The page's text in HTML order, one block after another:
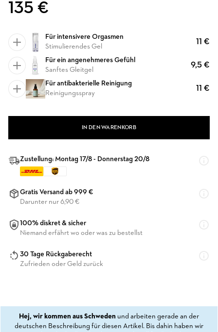
135 €
Für intensivere Orgasmen
Stimulierendes Gel
11 €
Für ein angenehmeres Gefühl
Sanftes Gleitgel
9,5 €
Für antibakterielle Reinigung
Reinigungsspray
11 €
IN DEN WARENKORB
Zustellung: Montag 17/8 - Donnerstag 20/8
Gratis Versand ab 999 €
Darunter nur 6,90 €
100% diskret & sicher
Niemand erfährt wo oder was zu bestellst
30 Tage Rückgaberecht
Zufrieden oder Geld zurück
Hej, wir kommen aus Schweden und arbeiten gerade an der
deutschen Beschreibung für diesen Artikel. Bis dahin haben wir